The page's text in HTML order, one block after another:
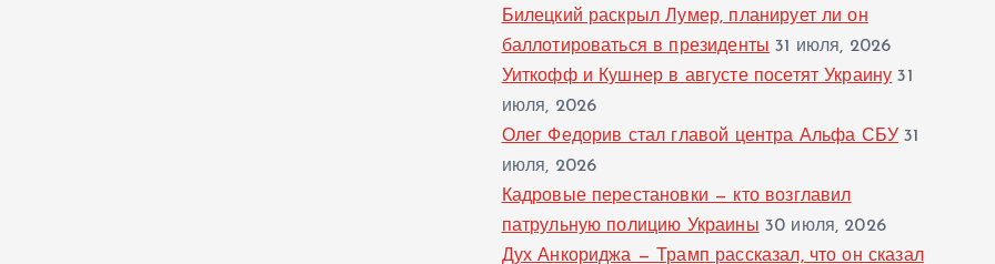
Билецкий раскрыл Лумер, планирует ли он
баллотироваться в президенты 31 июля, 2026
Уиткофф и Кушнер в августе посетят Украину 31
июля, 2026
Олег Федорив стал главой центра Альфа СБУ 31
июля, 2026
Кадровые перестановки — кто возглавил
патрульную полицию Украины 30 июля, 2026
Дух Анкориджа — Трамп рассказал, что он сказал